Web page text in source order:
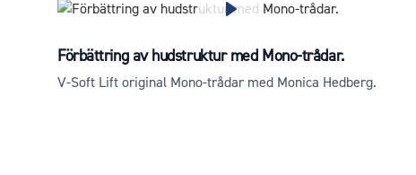
Förbättring av hudstruktur med Mono-trådar.
V-Soft Lift original Mono-trådar med Monica Hedberg.